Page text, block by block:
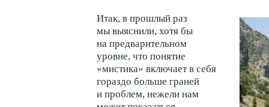
Итак, в прошлый раз
мы выяснили, хотя бы
на предварительном
уровне, что понятие
«мистика» включает в себя
гораздо больше граней
и проблем, нежели нам